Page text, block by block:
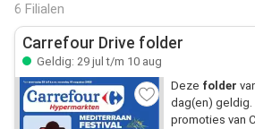
6 Filialen
Carrefour Drive folder
Geldig: 29 jul t/m 10 aug
Deze folder
dag(en) geldig.
promoties van